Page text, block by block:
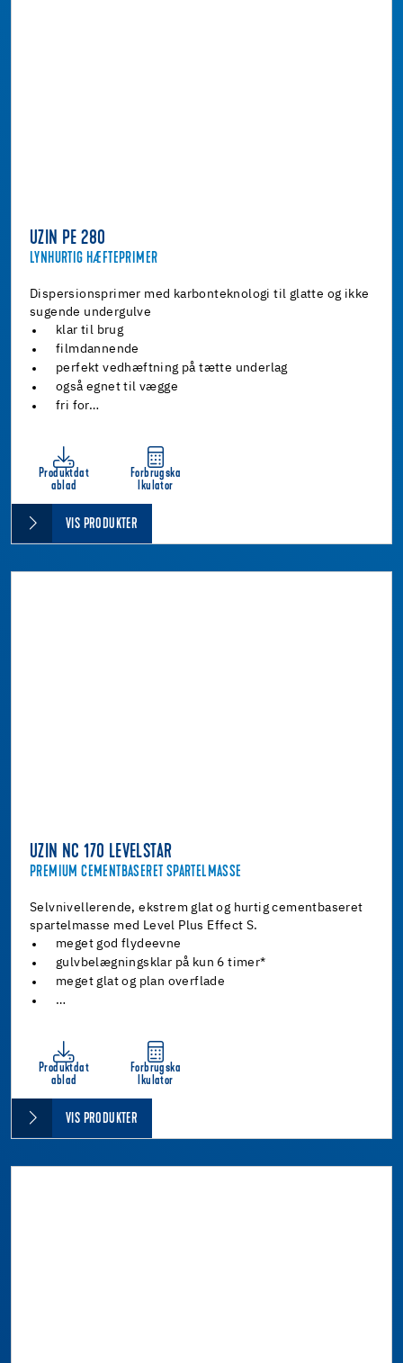
UZIN PE 280
LYNHURTIG HÆFTEPRIMER
Dispersionsprimer med karbonteknologi til glatte og ikke
sugende undergulve
klar til brug
filmdannende
perfekt vedhæftning på tætte underlag
også egnet til vægge
fri for…
Produktdat
ablad
Forbrugska
lkulator
VIS PRODUKTER
UZIN NC 170 LEVELSTAR
PREMIUM CEMENTBASERET SPARTELMASSE
Selvnivellerende, ekstrem glat og hurtig cementbaseret
spartelmasse med Level Plus Effect S.
meget god flydeevne
gulvbelægningsklar på kun 6 timer*
meget glat og plan overflade
…
Produktdat
ablad
Forbrugska
lkulator
VIS PRODUKTER